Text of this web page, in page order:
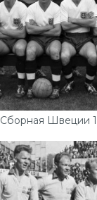
Сборная Швеции